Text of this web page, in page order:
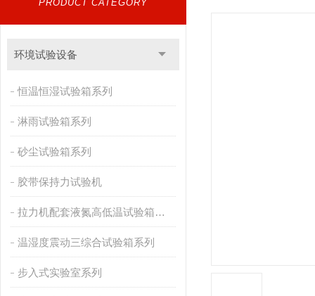
PRODUCT CATEGORY
环境试验设备
恒温恒湿试验箱系列
淋雨试验箱系列
砂尘试验箱系列
胶带保持力试验机
拉力机配套液氮高低温试验箱系列
温湿度震动三综合试验箱系列
步入式实验室系列